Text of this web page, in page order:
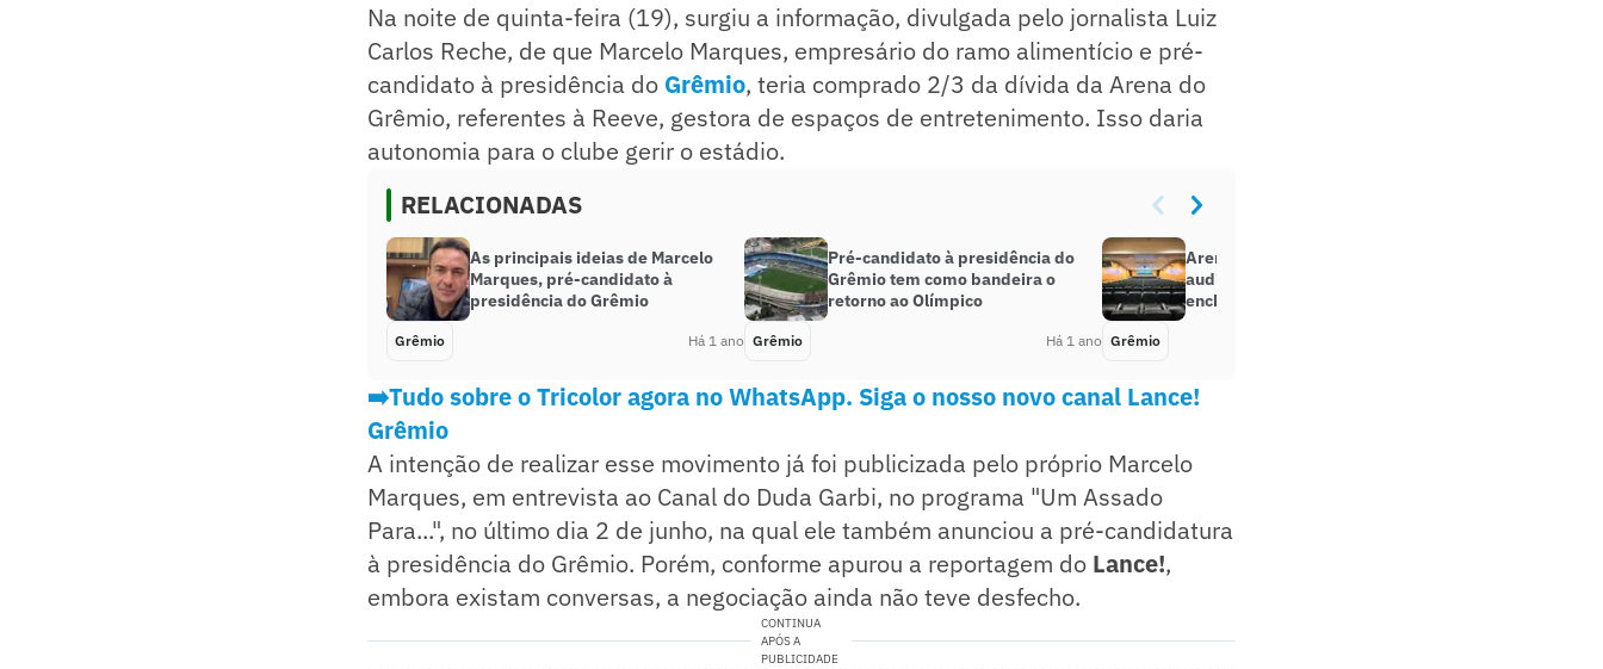
Na noite de quinta-feira (19), surgiu a informação, divulgada pelo jornalista Luiz
Carlos Reche, de que Marcelo Marques, empresário do ramo alimentício e pré-
candidato à presidência do Grêmio, teria comprado 2/3 da dívida da Arena do
Grêmio, referentes à Reeve, gestora de espaços de entretenimento. Isso daria
autonomia para o clube gerir o estádio.
RELACIONADAS
As principais ideias de Marcelo
Marques, pré-candidato à
presidência do Grêmio
Grêmio Há 1 ano
Pré-candidato à presidência do
Grêmio tem como bandeira o
retorno ao Olímpico
Grêmio Há 1 ano
Arena do Grêmio reinaugura
auditório mais de um ano após
enchente no Rio Grande do Sul
Grêmio
➡️Tudo sobre o Tricolor agora no WhatsApp. Siga o nosso novo canal Lance!
Grêmio
A intenção de realizar esse movimento já foi publicizada pelo próprio Marcelo
Marques, em entrevista ao Canal do Duda Garbi, no programa "Um Assado
Para...", no último dia 2 de junho, na qual ele também anunciou a pré-candidatura
à presidência do Grêmio. Porém, conforme apurou a reportagem do Lance!,
embora existam conversas, a negociação ainda não teve desfecho.
CONTINUA
APÓS A
PUBLICIDADE